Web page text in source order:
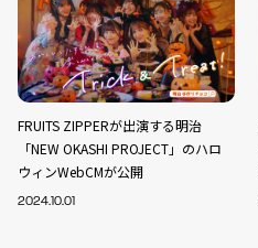
FRUITS ZIPPERが出演する明治
「NEW OKASHI PROJECT」のハロ
ウィンWebCMが公開
2024.10.01